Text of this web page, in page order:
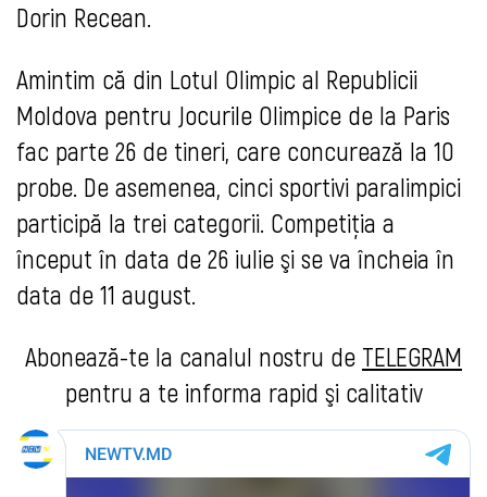
Dorin Recean.
Amintim că din Lotul Olimpic al Republicii
Moldova pentru Jocurile Olimpice de la Paris
fac parte 26 de tineri, care concurează la 10
probe. De asemenea, cinci sportivi paralimpici
participă la trei categorii. Competiţia a
început în data de 26 iulie şi se va încheia în
data de 11 august.
Abonează-te la canalul nostru de TELEGRAM
pentru a te informa rapid şi calitativ